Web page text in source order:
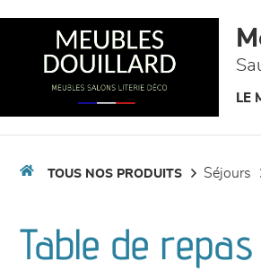
LE
TOUS NOS PRODUITS séjours
Table de